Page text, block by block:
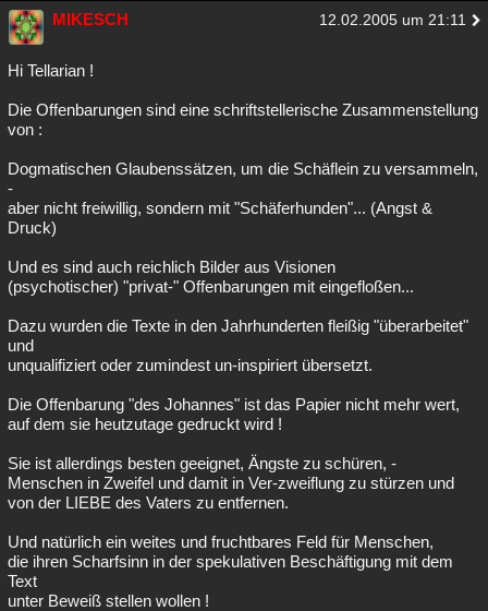
MIKESCH 12.02.2005 um 21:11
Hi Tellarian !
Die Offenbarungen sind eine schriftstellerische Zusammenstellung
von :
Dogmatischen Glaubenssätzen, um die Schäflein zu versammeln,
-
aber nicht freiwillig, sondern mit "Schäferhunden"... (Angst &
Druck)
Und es sind auch reichlich Bilder aus Visionen
(psychotischer) "privat-" Offenbarungen mit eingefloßen...
Dazu wurden die Texte in den Jahrhunderten fleißig "überarbeitet"
und
unqualifiziert oder zumindest un-inspiriert übersetzt.
Die Offenbarung "des Johannes" ist das Papier nicht mehr wert,
auf dem sie heutzutage gedruckt wird !
Sie ist allerdings besten geeignet, Ängste zu schüren, -
Menschen in Zweifel und damit in Ver-zweiflung zu stürzen und
von der LIEBE des Vaters zu entfernen.
Und natürlich ein weites und fruchtbares Feld für Menschen,
die ihren Scharfsinn in der spekulativen Beschäftigung mit dem
Text
unter Beweiß stellen wollen !